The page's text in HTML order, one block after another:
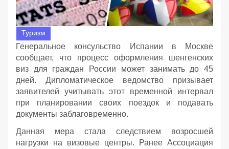
Туризм
Генеральное консульство Испании в Москве
сообщает, что процесс оформления шенгенских
виз для граждан России может занимать до 45
дней. Дипломатическое ведомство призывает
заявителей учитывать этот временной интервал
при планировании своих поездок и подавать
документы заблаговременно.
Данная мера стала следствием возросшей
нагрузки на визовые центры. Ранее Ассоциация